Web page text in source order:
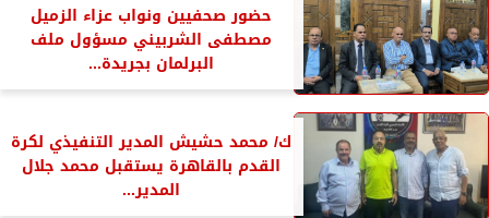
حضور صحفيين ونواب عزاء الزميل
مصطفى الشربيني مسؤول ملف
البرلمان بجريدة...
ك/ محمد حشيش المدير التنفيذي لكرة
القدم بالقاهرة يستقبل محمد جلال
المدير...